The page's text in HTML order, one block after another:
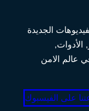
الجديدة
الأدوات,
عالم الامن
على الفيسبوك